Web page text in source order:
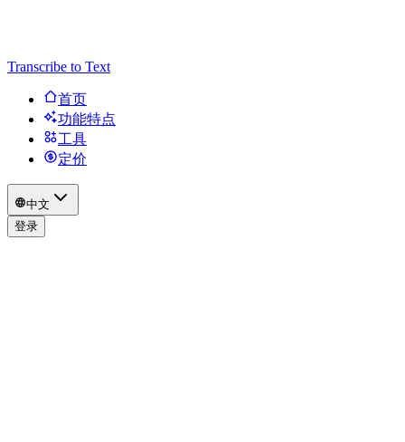
Transcribe to Text
首页
功能特点
工具
定价
中文
登录